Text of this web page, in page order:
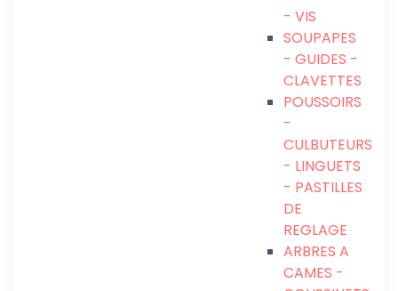
- VIS
SOUPAPES
- GUIDES -
CLAVETTES
POUSSOIRS
-
CULBUTEURS
- LINGUETS
- PASTILLES
DE
REGLAGE
ARBRES A
CAMES -